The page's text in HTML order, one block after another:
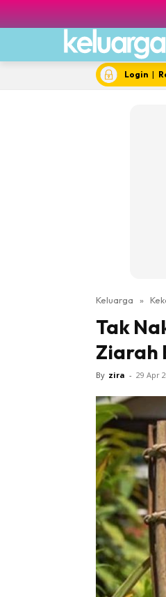
Login |
Keluarga »
Tak
Ziarah
By zira - 29 Apr